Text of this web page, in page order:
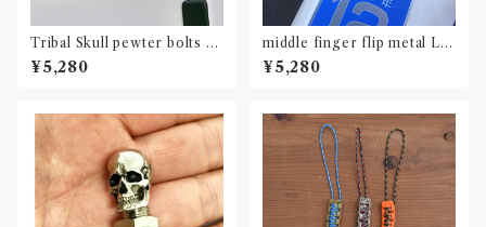
Tribal Skull pewter bolts 2
set
¥5,280
middle finger flip metal Lic
ense plate bolts 2 set
¥5,280